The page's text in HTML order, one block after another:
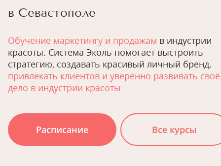
в Севастополе
Обучение маркетингу и продажам в индустрии
красоты. Система Эколь помогает выстроить
стратегию, создавать красивый личный бренд,
привлекать клиентов и уверенно развивать своё
дело в индустрии красоты
Расписание Все курсы